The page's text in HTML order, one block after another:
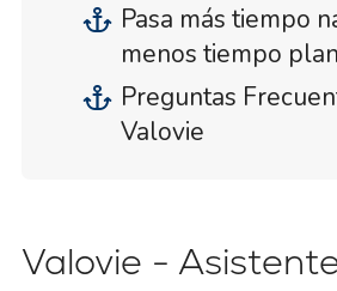
Pasa más tiempo
menos tiempo
Preguntas
Valovie
Valovie -